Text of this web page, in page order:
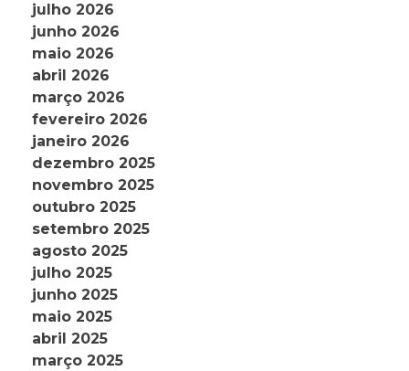
julho 2026
junho 2026
maio 2026
abril 2026
março 2026
fevereiro 2026
janeiro 2026
dezembro 2025
novembro 2025
outubro 2025
setembro 2025
agosto 2025
julho 2025
junho 2025
maio 2025
abril 2025
março 2025